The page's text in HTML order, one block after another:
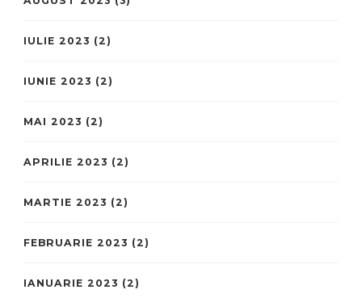
IULIE 2023 (2)
IUNIE 2023 (2)
MAI 2023 (2)
APRILIE 2023 (2)
MARTIE 2023 (2)
FEBRUARIE 2023 (2)
IANUARIE 2023 (2)